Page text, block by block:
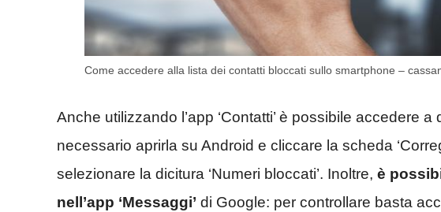
Come accedere alla lista dei contatti bloccati sullo smartphone –
Anche utilizzando l’app ‘Contatti’ è possibile accedere
necessario aprirla su Android e cliccare la scheda
selezionare la dicitura ‘Numeri bloccati’. Inoltre, è
nell’app ‘Messaggi’ di Google: per controllare basta